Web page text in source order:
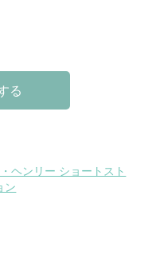
る
ヘンリー ショートスト
ン